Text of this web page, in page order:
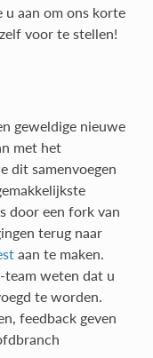
u aan om ons korte
voor te stellen!
geweldige nieuwe
met het
dit samenvoegen
door een fork van
terug naar
aan te maken.
team weten dat u
te worden.
feedback geven